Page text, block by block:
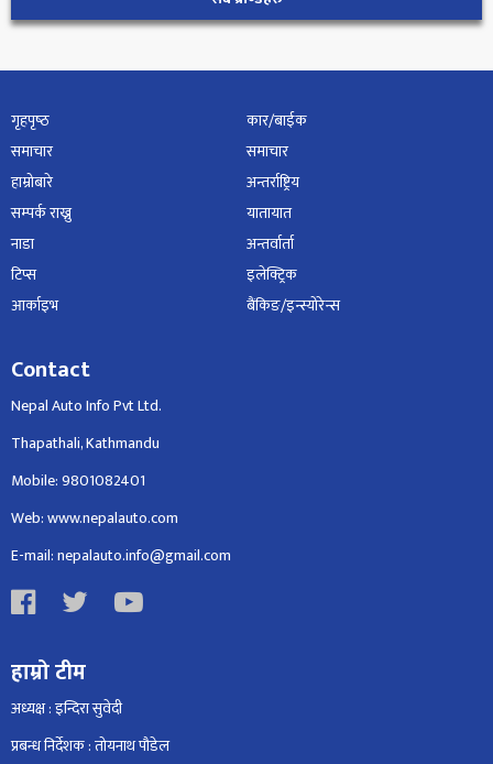
गृहपृष्‍ठ
समाचार
हाम्रोबारे
सम्पर्क राख्नु
नाडा
टिप्स
आर्काइभ
कार/बाईक
समाचार
अन्तर्राष्ट्रिय
यातायात
अन्तर्वार्ता
इलेक्ट्रिक
बैंकिङ/इन्स्योरेन्स
Contact
Nepal Auto Info Pvt Ltd.
Thapathali, Kathmandu
Mobile: 9801082401
Web: www.nepalauto.com
E-mail: nepalauto.info@gmail.com
हाम्रो टीम
अध्यक्ष : इन्दिरा सुवेदी
प्रबन्ध निर्देशक : तोयनाथ पौडेल